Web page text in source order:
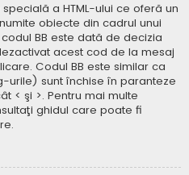
a HTML-ului ce oferă un
obiecte din cadrul unui
BB este dată de decizia
acest cod de la mesaj
Codul BB este similar ca
urile) sunt închise în paranteze
< şi >. Pentru mai multe
ghidul care poate fi